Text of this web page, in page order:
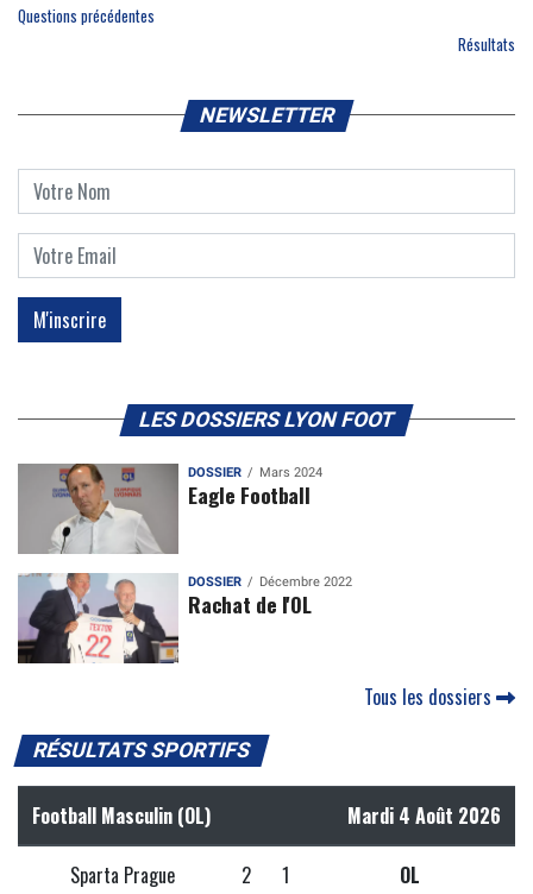
Questions précédentes
Résultats
NEWSLETTER
LES DOSSIERS LYON FOOT
DOSSIER Mars 2024
Eagle Football
DOSSIER Décembre 2022
Rachat de l'OL
Tous les dossiers
RÉSULTATS SPORTIFS
Football Masculin (OL) Mardi 4 Août 2026
Sparta Prague 2 1 OL